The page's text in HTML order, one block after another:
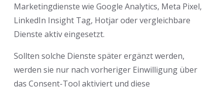
Marketingdienste wie Google Analytics, Meta Pixel,
LinkedIn Insight Tag, Hotjar oder vergleichbare
Dienste aktiv eingesetzt.
Sollten solche Dienste später ergänzt werden,
werden sie nur nach vorheriger Einwilligung über
das Consent-Tool aktiviert und diese